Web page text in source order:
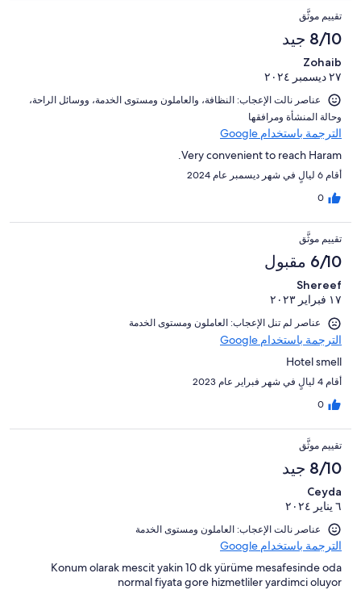
تقييم موثَّق
8/10 جيد
Zohaib
٢٧ ديسمبر ٢٠٢٤
عناصر نالت الإعجاب: ⁦النظافة⁩، و⁦العاملون ومستوى الخدمة⁩، و⁦وسائل الراحة⁩،
و⁦حالة المنشأة ومرافقها⁩
الترجمة باستخدام Google
Very convenient to reach Haram.
أقام 6 ليالٍ في شهر ديسمبر عام 2024
0
تقييم موثَّق
6/10 مقبول
Shereef
١٧ فبراير ٢٠٢٣
عناصر لم تنل الإعجاب: العاملون ومستوى الخدمة
الترجمة باستخدام Google
Hotel smell
أقام 4 ليالٍ في شهر فبراير عام 2023
0
تقييم موثَّق
8/10 جيد
Ceyda
٦ يناير ٢٠٢٤
عناصر نالت الإعجاب: العاملون ومستوى الخدمة
الترجمة باستخدام Google
Konum olarak mescit yakin 10 dk yürüme mesafesinde oda
normal fiyata gore hizmetliler yardimci oluyor